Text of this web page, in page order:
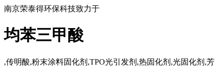
南京荣泰得环保科技致力于
均苯三甲酸
,传明酸,粉末涂料固化剂,TPO光引发剂,热固化剂,光固化剂,芳